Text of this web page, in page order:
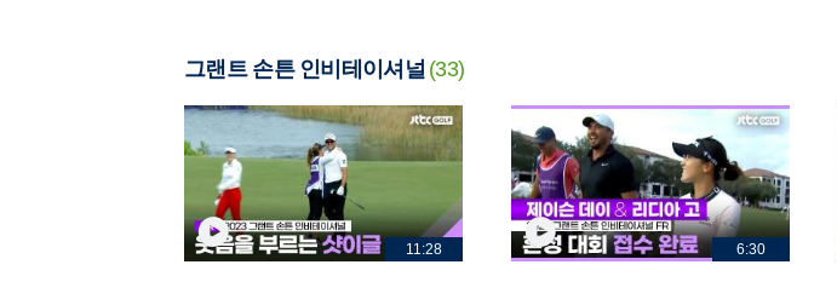
그랜트 손튼 인비테이셔널 (33)
11:28 6:30